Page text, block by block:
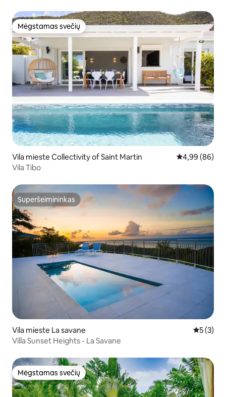
Mėgstamas svečių
Mėgstamas svečių
Vila mieste Collectivity of Saint Martin Vidutinis
4,99 (86)
Vila Tibo
Superšeimininkas
Superšeimininkas
Vila mieste La savane Vidutinis
5 (3)
Villa Sunset Heights - La Savane
Mėgstamas svečių
Mėgstamas svečių